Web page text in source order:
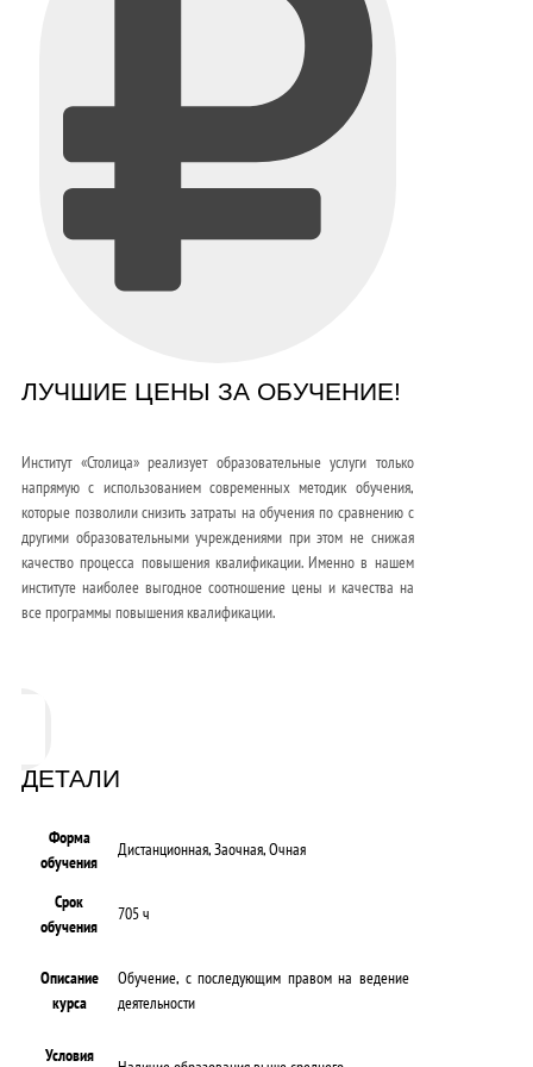
ЛУЧШИЕ ЦЕНЫ ЗА ОБУЧЕНИЕ!
Институт «Столица» реализует образовательные услуги только
напрямую с использованием современных методик обучения,
которые позволили снизить затраты на обучения по сравнению с
другими образовательными учреждениями при этом не снижая
качество процесса повышения квалификации. Именно в нашем
институте наиболее выгодное соотношение цены и качества на
все программы повышения квалификации.
ДЕТАЛИ
Форма
обучения
Дистанционная, Заочная, Очная
Срок
обучения
705 ч
Описание
курса
Обучение, с последующим правом на ведение
деятельности
Условия